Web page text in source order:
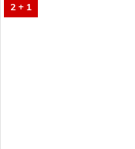
2 + 1